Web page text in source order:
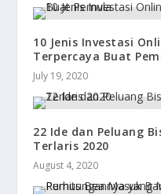
10 Jenis Investasi
Terpercaya Buat
July 19, 2020
22 Ide dan Peluang
Terlaris 2020
August 4, 2020